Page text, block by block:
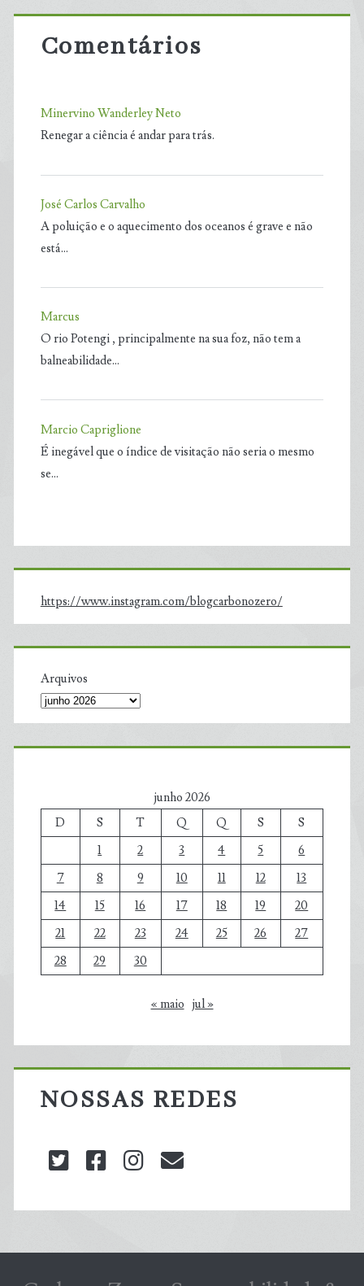
Comentários
Minervino Wanderley Neto
Renegar a ciência é andar para trás.
José Carlos Carvalho
A poluição e o aquecimento dos oceanos é grave e não
está…
Marcus
O rio Potengi , principalmente na sua foz, não tem a
balneabilidade…
Marcio Capriglione
É inegável que o índice de visitação não seria o mesmo
se…
https://www.instagram.com/blogcarbonozero/
Arquivos
junho 2026
D
S T Q Q S
S
1
2 3 4 5
6
7
8 9 10 11 12
13
14
15 16 17 18 19
20
21
22 23 24 25 26
27
28
29 30
« maio jul »
NOSSAS REDES
twitterfacebookinstagram